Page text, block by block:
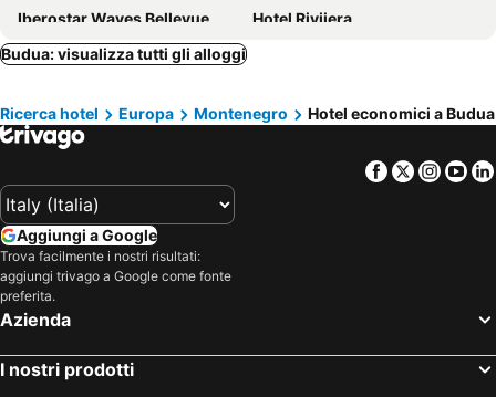
Iberostar Waves Bellevue
Hotel Rivijera
Hotel Moskva
Hotel Astoria
Iberostar Waves Slavija
Maestral Resort & Casino
Merit Starlit Hotel Casino & Spa
Apartments Holiday
Mijovic Apartments
Hotel Hermes
Hotel Palma
Hotel Svarog
Budua: visualizza tutti gli alloggi
Ricerca hotel Europa Montenegro Hotel economici a Budua
Facebook
Twitter
Aggiungi a Google
Trova facilmente i nostri risultati:
aggiungi trivago a Google come fonte
preferita.
Azienda
I nostri prodotti